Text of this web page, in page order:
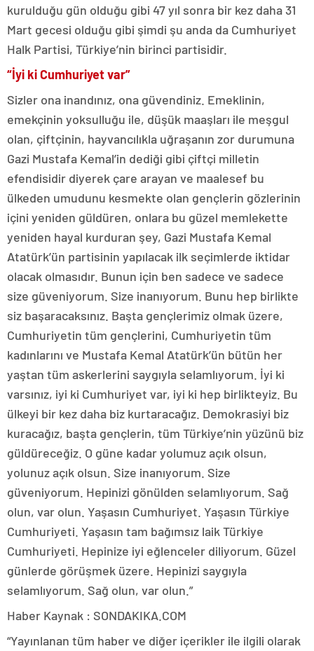
kurulduğu gün olduğu gibi 47 yıl sonra bir kez daha 31
Mart gecesi olduğu gibi şimdi şu anda da Cumhuriyet
Halk Partisi, Türkiye’nin birinci partisidir.
“İyi ki Cumhuriyet var”
Sizler ona inandınız, ona güvendiniz. Emeklinin,
emekçinin yoksulluğu ile, düşük maaşları ile meşgul
olan, çiftçinin, hayvancılıkla uğraşanın zor durumuna
Gazi Mustafa Kemal’in dediği gibi çiftçi milletin
efendisidir diyerek çare arayan ve maalesef bu
ülkeden umudunu kesmekte olan gençlerin gözlerinin
içini yeniden güldüren, onlara bu güzel memlekette
yeniden hayal kurduran şey, Gazi Mustafa Kemal
Atatürk’ün partisinin yapılacak ilk seçimlerde iktidar
olacak olmasıdır. Bunun için ben sadece ve sadece
size güveniyorum. Size inanıyorum. Bunu hep birlikte
siz başaracaksınız. Başta gençlerimiz olmak üzere,
Cumhuriyetin tüm gençlerini, Cumhuriyetin tüm
kadınlarını ve Mustafa Kemal Atatürk’ün bütün her
yaştan tüm askerlerini saygıyla selamlıyorum. İyi ki
varsınız, iyi ki Cumhuriyet var, iyi ki hep birlikteyiz. Bu
ülkeyi bir kez daha biz kurtaracağız. Demokrasiyi biz
kuracağız, başta gençlerin, tüm Türkiye’nin yüzünü biz
güldüreceğiz. O güne kadar yolumuz açık olsun,
yolunuz açık olsun. Size inanıyorum. Size
güveniyorum. Hepinizi gönülden selamlıyorum. Sağ
olun, var olun. Yaşasın Cumhuriyet. Yaşasın Türkiye
Cumhuriyeti. Yaşasın tam bağımsız laik Türkiye
Cumhuriyeti. Hepinize iyi eğlenceler diliyorum. Güzel
günlerde görüşmek üzere. Hepinizi saygıyla
selamlıyorum. Sağ olun, var olun.”
Haber Kaynak : SONDAKIKA.COM
“Yayınlanan tüm haber ve diğer içerikler ile ilgili olarak